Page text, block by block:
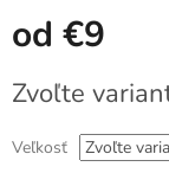
od €9
cena:
Zvoľte
Veľkosť